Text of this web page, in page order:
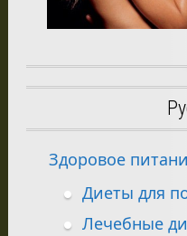
Здоровое
Диеты для
Лечебные